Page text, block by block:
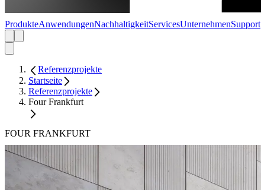
ProdukteAnwendungenNachhaltigkeitServicesUnternehmenSupport
Referenzprojekte
Startseite
Referenzprojekte
Four Frankfurt
FOUR FRANKFURT